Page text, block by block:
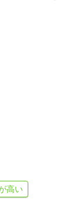
いる琵琶湖の
料です！
でお早めに！
地引き網を引
高い